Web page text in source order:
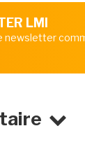
LMI
newsletter